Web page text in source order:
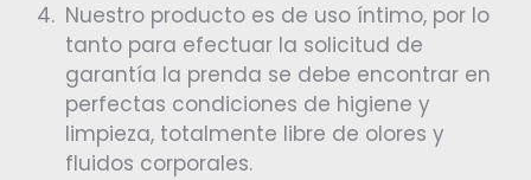
Nuestro producto es de uso íntimo, por lo
tanto para efectuar la solicitud de
garantía la prenda se debe encontrar en
perfectas condiciones de higiene y
limpieza, totalmente libre de olores y
fluidos corporales.